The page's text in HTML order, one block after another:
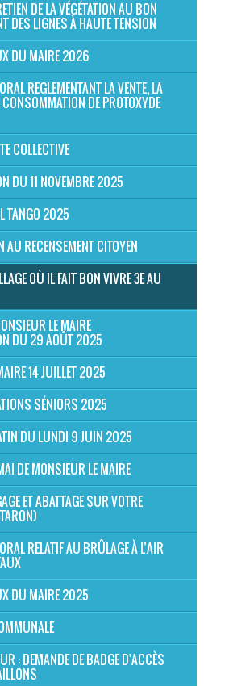
DE LA VÉGÉTATION AU BON
DES LIGNES À HAUTE TENSION
DU MAIRE 2026
REGLEMENTANT LA VENTE, LA
CONSOMMATION DE PROTOXYDE
COLLECTIVE
DU 11 NOVEMBRE 2025
TANGO 2025
RECENSEMENT CITOYEN
OÙ IL FAIT BON VIVRE 3E AU
LE MAIRE
DU 29 AOÛT 2025
14 JUILLET 2025
SÉNIORS 2025
DU LUNDI 9 JUIN 2025
DE MONSIEUR LE MAIRE
ET ABATTAGE SUR VOTRE
RELATIF AU BRÛLAGE À L’AIR
DU MAIRE 2025
: DEMANDE DE BADGE D'ACCÈS